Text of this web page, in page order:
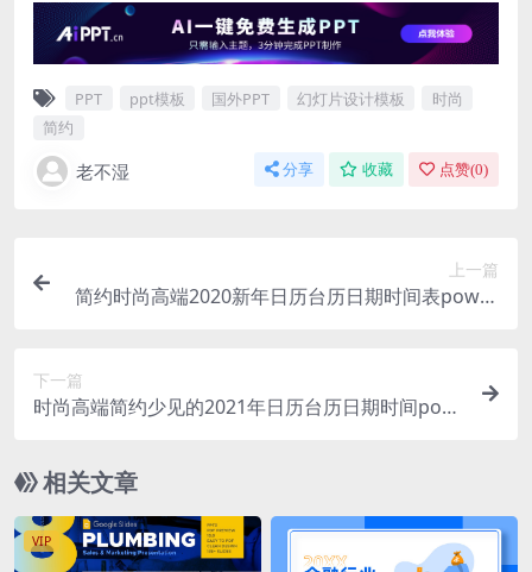
PPT ppt模板 国外PPT 幻灯片设计模板
时尚
简约
老不湿 分享 收藏 点赞(0)
上一篇
简约时尚高端2020新年日历台历日期时间表power
下一篇
时尚高端简约少见的2021年日历台历日期时间pow
相关文章
VIP